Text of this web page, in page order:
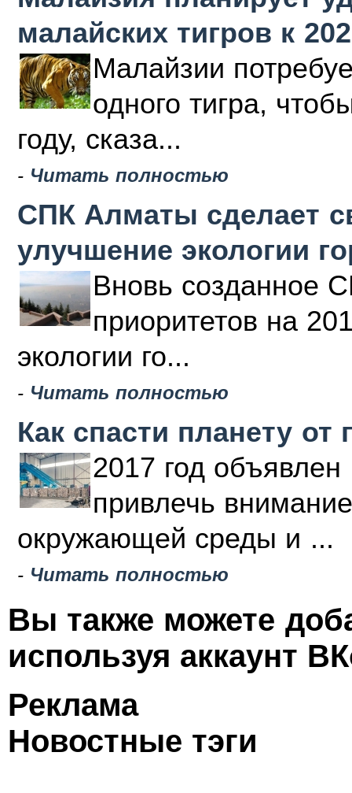
малайских тигров к
Малайзии
одного тигра,
году, сказа...
- Читать полностью
СПК Алматы сделает
улучшение экологии
Вновь созданное
приоритетов на
экологии го...
- Читать полностью
Как спасти планету от
2017 год объявлен
привлечь
окружающей среды и ...
- Читать полностью
Вы также можете
используя аккаунт
Реклама
Новостные тэги